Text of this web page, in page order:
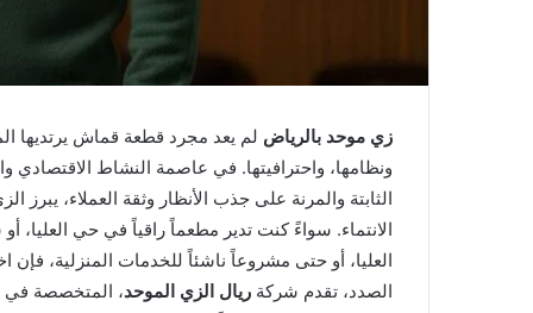
زي موحد بالرياض لم يعد مجرد قطعة قماش يرتديها
ونظامها، واحترافيتها. في عاصمة النشاط
الثابتة والمرنة على جذب الأنظار وثقة العملاء، يبرز
الانتماء. سواءً كنت تدير مطعماً راقياً في حي
العليا، أو حتى مشروعاً ناشئاً للخدمات المنزلية، فإن
الصدد، تقدم شركة ريال الزي الموحد، المتخصصة في